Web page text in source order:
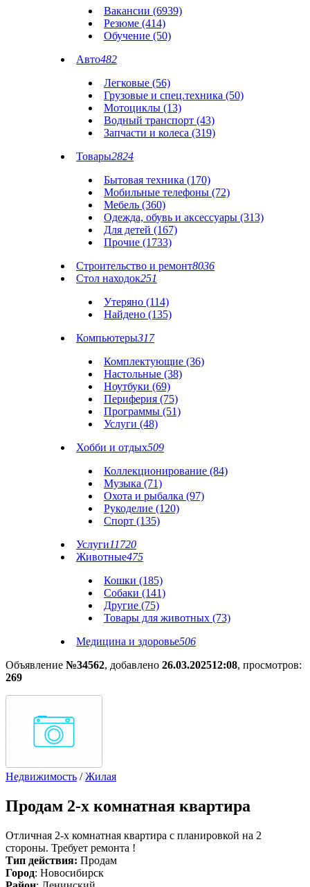
Вакансии (6939)
Резюме (414)
Обучение (50)
Авто482
Легковые (56)
Грузовые и спец.техника (50)
Мотоциклы (13)
Водный транспорт (43)
Запчасти и колеса (319)
Товары2824
Бытовая техника (170)
Мобильные телефоны (72)
Мебель (360)
Одежда, обувь и аксессуары (313)
Для детей (167)
Прочие (1733)
Строительство и ремонт8036
Стол находок251
Утеряно (114)
Найдено (135)
Компьютеры317
Комплектующие (36)
Настольные (38)
Ноутбуки (69)
Периферия (75)
Программы (51)
Услуги (48)
Хобби и отдых509
Коллекционирование (84)
Музыка (71)
Охота и рыбалка (97)
Рукоделие (120)
Спорт (135)
Услуги11720
Животные475
Кошки (185)
Собаки (141)
Другие (75)
Товары для животных (73)
Медицина и здоровье506
Объявление №34562, добавлено 26.03.202512:08, просмотров:
269
Недвижимость /Жилая
Продам 2-х комнатная квартира
Отличная 2-х комнатная квартира с планировкой на 2
стороны. Требует ремонта !
Тип действия: Продам
Город: Новосибирск